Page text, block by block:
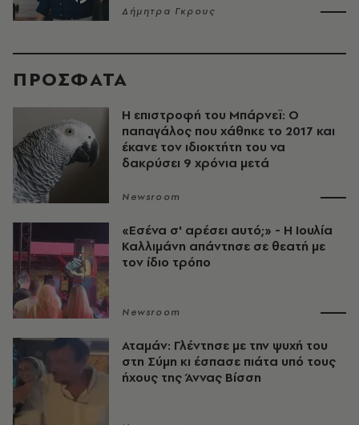
Δήμητρα Γκρους
ΠΡΟΣΦΑΤΑ
Η επιστροφή του Μπάρνεϊ: Ο
παπαγάλος που χάθηκε το 2017 και
έκανε τον ιδιοκτήτη του να
δακρύσει 9 χρόνια μετά
Newsroom
«Εσένα σ' αρέσει αυτό;» - Η Ιουλία
Καλλιμάνη απάντησε σε θεατή με
τον ίδιο τρόπο
Newsroom
Αταμάν: Γλέντησε με την ψυχή του
στη Σύμη κι έσπασε πιάτα υπό τους
ήχους της Άννας Βίσση